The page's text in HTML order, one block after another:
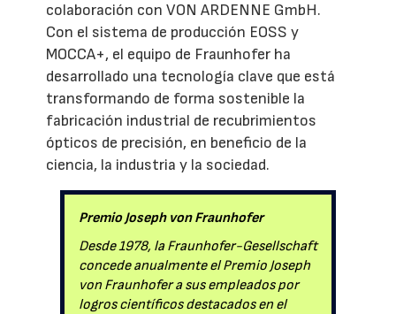
colaboración con VON ARDENNE GmbH.
Con el sistema de producción EOSS y
MOCCA+, el equipo de Fraunhofer ha
desarrollado una tecnología clave que está
transformando de forma sostenible la
fabricación industrial de recubrimientos
ópticos de precisión, en beneficio de la
ciencia, la industria y la sociedad.
Premio Joseph von Fraunhofer
Desde 1978, la Fraunhofer-Gesellschaft
concede anualmente el Premio Joseph
von Fraunhofer a sus empleados por
logros científicos destacados en el